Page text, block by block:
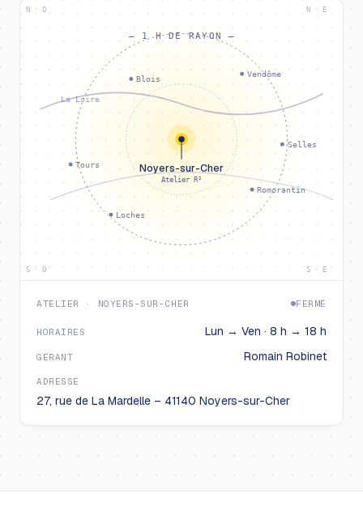
La Loire
Blois
Tours
Vendôme
Romorantin
Loches
Selles
Noyers-sur-Cher
Atelier R²
— 1 H DE RAYON —
N · O N · E
S · O S · E
ATELIER · NOYERS-SUR-CHER FERMÉ
HORAIRES Lun → Ven · 8 h → 18 h
GÉRANT Romain Robinet
ADRESSE
27, rue de La Mardelle – 41140 Noyers-sur-Cher